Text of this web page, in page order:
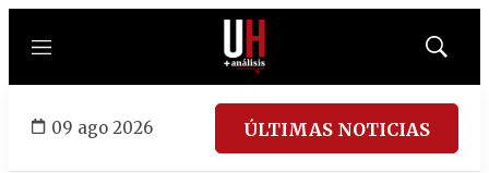
Menú
Mostrar
09 ago 2026 ÚLTIMAS NOTICIAS